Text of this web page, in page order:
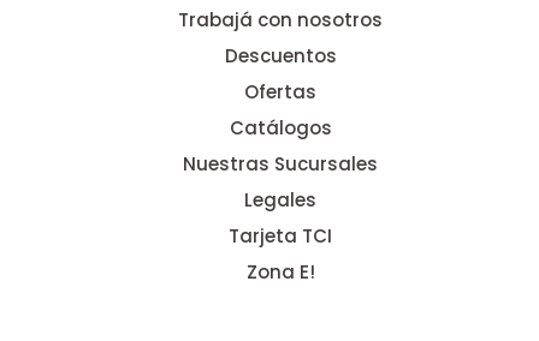
Trabajá con nosotros
Descuentos
Ofertas
Catálogos
Nuestras Sucursales
Legales
Tarjeta TCI
Zona E!